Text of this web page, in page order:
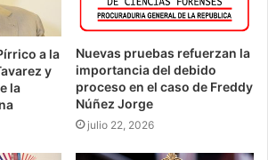
a la
y
la
Nuevas pruebas refuerzan la
importancia del debido
proceso en el caso de Freddy
Núñez Jorge
julio 22, 2026